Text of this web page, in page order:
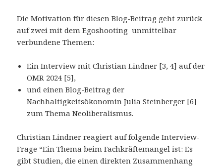
Die Motivation für diesen Blog-Beitrag geht zurück
auf zwei mit dem Egoshooting unmittelbar
verbundene Themen:
Ein Interview mit Christian Lindner [3, 4] auf der
OMR 2024 [5],
und einen Blog-Beitrag der
Nachhaltigkeitsökonomin Julia Steinberger [6]
zum Thema Neoliberalismus.
Christian Lindner reagiert auf folgende Interview-
Frage “Ein Thema beim Fachkräftemangel ist: Es
gibt Studien, die einen direkten Zusammenhang